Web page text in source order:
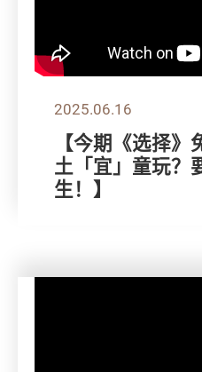
2025.06.16
【今期《选择
土「宜」童玩？
生！】